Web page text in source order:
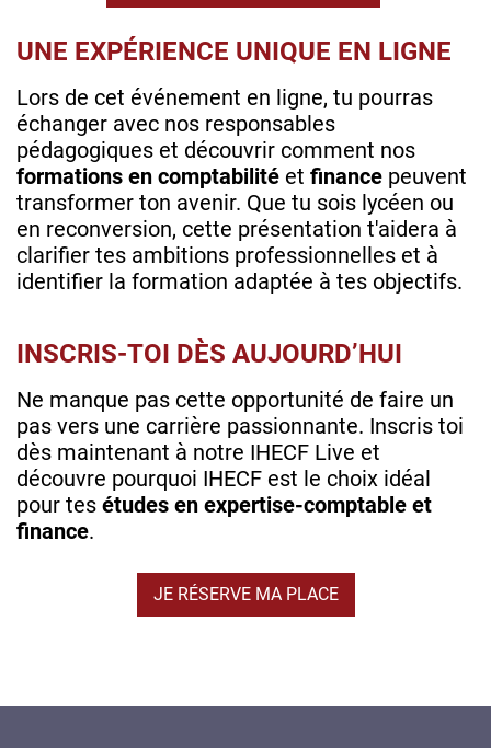
UNE EXPÉRIENCE UNIQUE EN LIGNE
Lors de cet événement en ligne, tu pourras
échanger avec nos responsables
pédagogiques et découvrir comment nos
formations en comptabilité et finance peuvent
transformer ton avenir. Que tu sois lycéen ou
en reconversion, cette présentation t'aidera à
clarifier tes ambitions professionnelles et à
identifier la formation adaptée à tes objectifs.
INSCRIS-TOI DÈS AUJOURD’HUI
Ne manque pas cette opportunité de faire un
pas vers une carrière passionnante. Inscris toi
dès maintenant à notre IHECF Live et
découvre pourquoi IHECF est le choix idéal
pour tes études en expertise-comptable et
finance.
JE RÉSERVE MA PLACE